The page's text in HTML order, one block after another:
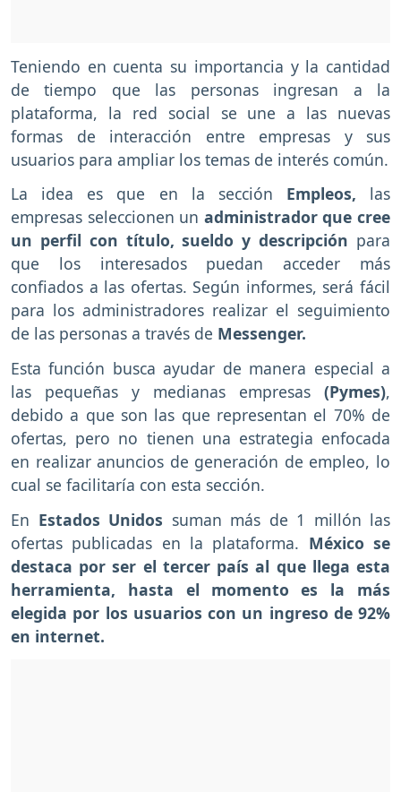
Teniendo en cuenta su importancia y la cantidad
de tiempo que las personas ingresan a la
plataforma, la red social se une a las nuevas
formas de interacción entre empresas y sus
usuarios para ampliar los temas de interés común.
La idea es que en la sección Empleos, las
empresas seleccionen un administrador que cree
un perfil con título, sueldo y descripción para
que los interesados puedan acceder más
confiados a las ofertas. Según informes, será fácil
para los administradores realizar el seguimiento
de las personas a través de Messenger.
Esta función busca ayudar de manera especial a
las pequeñas y medianas empresas (Pymes),
debido a que son las que representan el 70% de
ofertas, pero no tienen una estrategia enfocada
en realizar anuncios de generación de empleo, lo
cual se facilitaría con esta sección.
En Estados Unidos suman más de 1 millón las
ofertas publicadas en la plataforma. México se
destaca por ser el tercer país al que llega esta
herramienta, hasta el momento es la más
elegida por los usuarios con un ingreso de 92%
en internet.